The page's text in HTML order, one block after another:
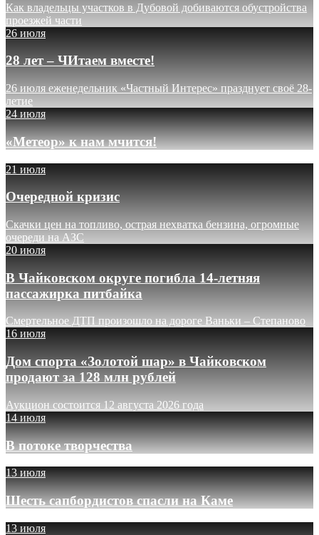
Как владельцы участков в Дубовой добиваются обустройства
проезжей части
26 июля
28 лет – ЧИтаем вместе!
26 июля еженедельник «Частный Интерес» празднует своё 28-
летие
24 июля
«Метеор» к нам мчится!
21 июля
Очередной кризис
Скачки цен на топливо, острая нехватка бензина, огромные
очереди на АЗС
20 июля
В Чайковском округе погибла 14-летняя
пассажирка питбайка
Смертельное ДТП произошло на дороге Ваньки – Степаново
16 июля
Дом спорта «Золотой шар» в Чайковском
продают за 128 млн рублей
Аукцион состоится 12 августа 2026 года
14 июля
В потоке творчества
13 июля
Шесть сапбордистов спасли на Каме
13 июля